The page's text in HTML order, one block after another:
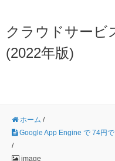
クラウドサービ
(2022年版)
ホーム /
Google App Engine で 74円
/
image